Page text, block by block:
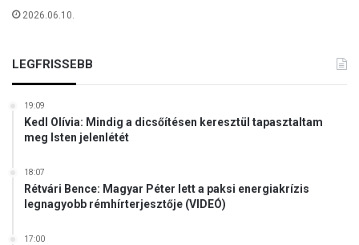
g
t
a
2026.06.10.
LEGFRISSEBB
19:09
Kedl Olívia: Mindig a dicsőítésen keresztül tapasztaltam
meg Isten jelenlétét
18:07
Rétvári Bence: Magyar Péter lett a paksi energiakrízis
legnagyobb rémhírterjesztője (VIDEÓ)
17:00